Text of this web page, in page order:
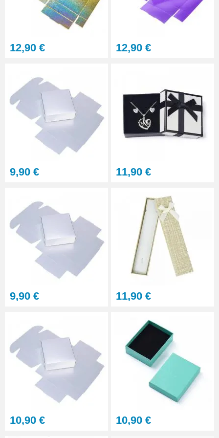
12,90 € 12,90 €
9,90 € 11,90 €
9,90 € 11,90 €
10,90 € 10,90 €